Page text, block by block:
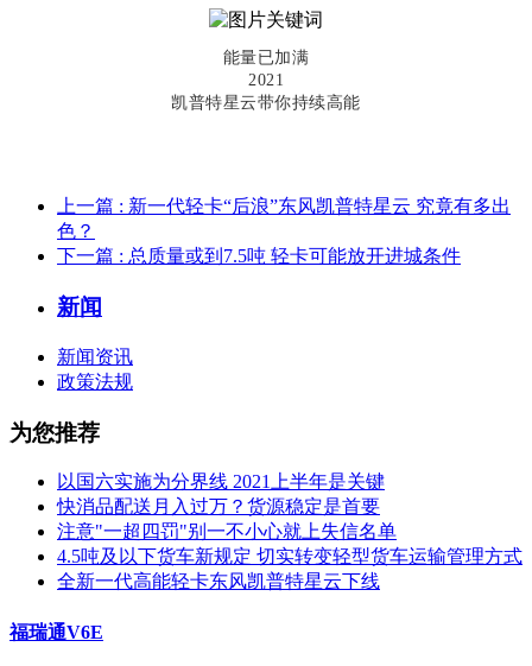
能量已加满
2021
凯普特星云带你持续高能
上一篇 : 新一代轻卡“后浪”东风凯普特星云 究竟有多出
色？
下一篇 : 总质量或到7.5吨 轻卡可能放开进城条件
新闻
新闻资讯
政策法规
为您推荐
以国六实施为分界线 2021上半年是关键
快消品配送月入过万？货源稳定是首要
注意"一超四罚"别一不小心就上失信名单
4.5吨及以下货车新规定 切实转变轻型货车运输管理方式
全新一代高能轻卡东风凯普特星云下线
福瑞通V6E